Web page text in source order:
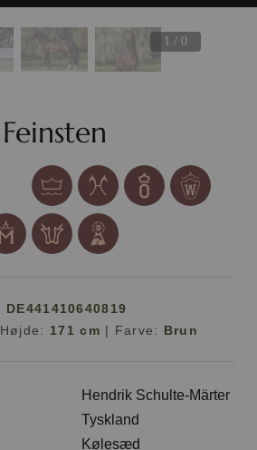
1 / 0
Feinsten
DE441410640819
Højde: 171 cm | Farve: Brun
Hendrik Schulte-Märter
Tyskland
Kølesæd